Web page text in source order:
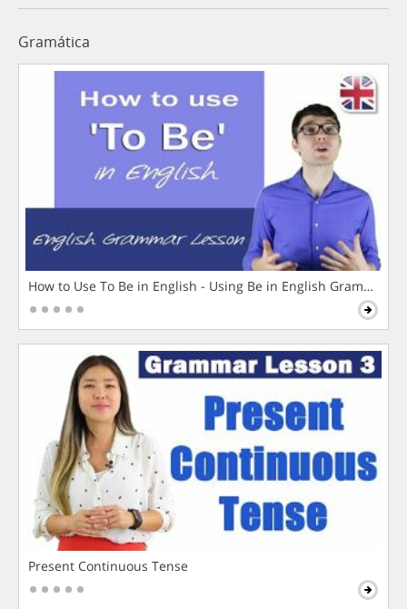
Gramática
How to Use To Be in English - Using Be in English Grammar
Present Continuous Tense